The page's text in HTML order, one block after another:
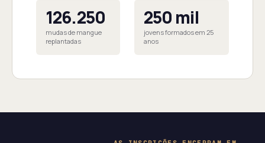
126.250
mudas de mangue
replantadas
250 mil
jovens formados em 25
anos